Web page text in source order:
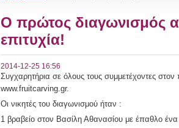
Ο πρώτος διαγωνισμός
επιτυχία!
2014-12-25 16:56
Συγχαρητήρια σε όλους τους συμμετέχοντες
www.fruitcarving.gr.
Οι νικητές του διαγωνισμού ήταν :
1 βραβείο στον Βασίλη Αθανασίου με έπαθλο ένα